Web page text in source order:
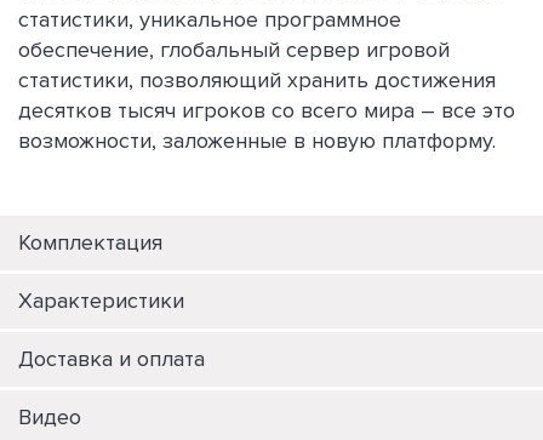
статистики, уникальное программное
обеспечение, глобальный сервер игровой
статистики, позволяющий хранить достижения
десятков тысяч игроков со всего мира – все это
возможности, заложенные в новую платформу.
Комплектация
Характеристики
Доставка и оплата
Видео